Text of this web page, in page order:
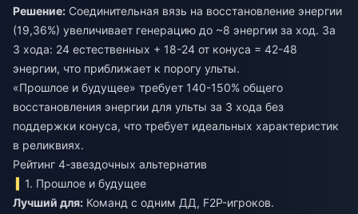
Решение: Соединительная вязь на восстановление энергии
(19,36%) увеличивает генерацию до ~8 энергии за ход. За
3 хода: 24 естественных + 18-24 от конуса = 42-48
энергии, что приближает к порогу ульты.
«Прошлое и будущее» требует 140-150% общего
восстановления энергии для ульты за 3 хода без
поддержки конуса, что требует идеальных характеристик
в реликвиях.
Рейтинг 4-звездочных альтернатив
1. Прошлое и будущее
Лучший для: Команд с одним ДД, F2P-игроков.